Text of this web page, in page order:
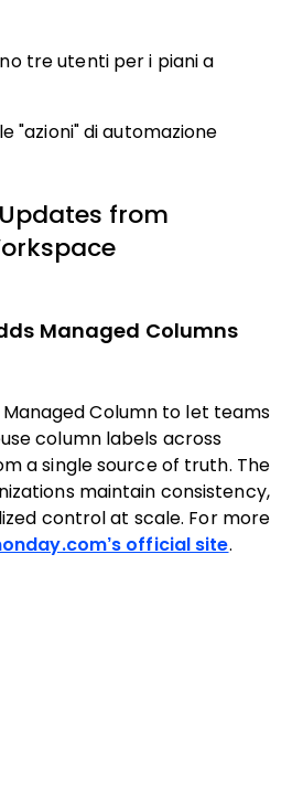
tre utenti per i piani a
"azioni" di automazione
from
Managed Columns
Column to let teams
column labels across
a single source of truth. The
maintain consistency,
control at scale. For more
official site.